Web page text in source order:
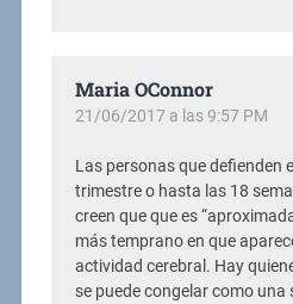
Maria OConnor
21/06/2017 a las 9:57 PM
Las personas que defienden
trimestre o hasta las 18
creen que que es
más temprano en que
actividad cerebral. Hay
se puede congelar como una